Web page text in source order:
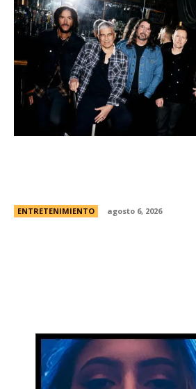
ENTRETENIMIENTO agosto 6, 2026